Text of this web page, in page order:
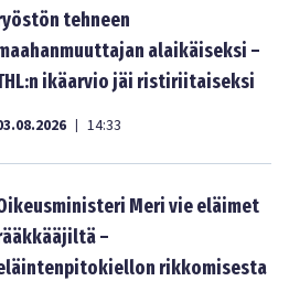
tehneen
alaikäiseksi –
ikäarvio jäi ristiriitaiseksi
| 14:33
Meri vie eläimet
–
rikkomisesta